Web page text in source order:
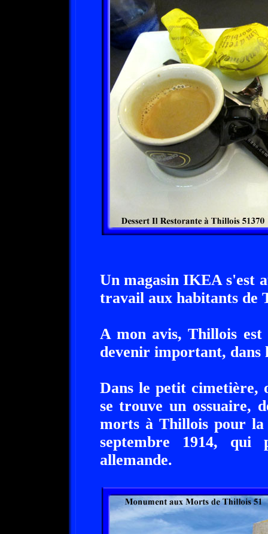
Un magasin IKEA s'est
travail aux habitants de
A mon avis, Thillois
devenir important, dans
Dans le petit cimetière,
se trouve un ossuaire,
morts à Thillois pour la
septembre 1914, qui
allemande.